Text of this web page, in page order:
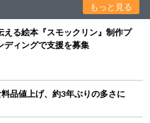
もっと見る
える絵本『スモックリン』制作プ
ィングで支援を募集
品値上げ、約3年ぶりの多さに